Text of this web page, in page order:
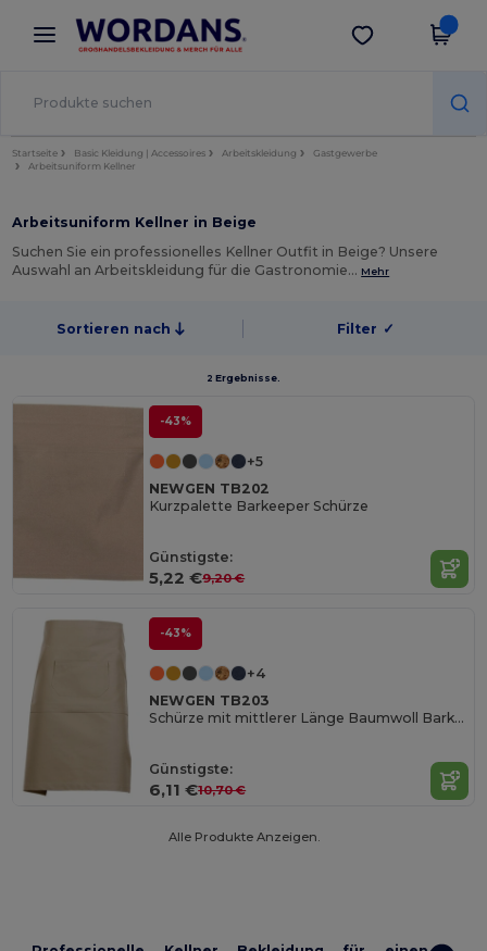
× Wordans App
Bessere Preise in der App!
App holen
Startseite Basic Kleidung | Accessoires Arbeitskleidung
Gastgewerbe
Arbeitsuniform Kellner
Arbeitsuniform Kellner in Beige
Suchen Sie ein professionelles Kellner Outfit in Beige? Unsere
Auswahl an Arbeitskleidung für die Gastronomie… Mehr
Sortieren nach Filter ✓
2 Ergebnisse.
-43%
+5
NEWGEN TB202
Kurzpalette Barkeeper Schürze
Günstigste:
5,22 €9,20 €
-43%
+4
NEWGEN TB203
Schürze mit mittlerer Länge Baumwoll Barkeeper
Günstigste:
6,11 €10,70 €
Alle Produkte Anzeigen.